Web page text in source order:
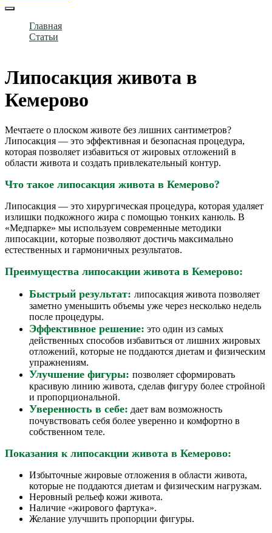
Главная
Статьи
Липосакция живота в
Кемерово
Мечтаете о плоском животе без лишних сантиметров?
Липосакция — это эффективная и безопасная процедура,
которая позволяет избавиться от жировых отложений в
области живота и создать привлекательный контур.
Что такое липосакция живота в Кемерово?
Липосакция — это хирургическая процедура, которая удаляет
излишки подкожного жира с помощью тонких канюль. В
«Медпарке» мы используем современные методики
липосакции, которые позволяют достичь максимально
естественных и гармоничных результатов.
Преимущества липосакции живота в Кемерово:
Быстрый результат: липосакция живота позволяет
заметно уменьшить объемы уже через несколько недель
после процедуры.
Эффективное решение: это один из самых
действенных способов избавиться от лишних жировых
отложений, которые не поддаются диетам и физическим
упражнениям.
Улучшение фигуры: позволяет сформировать
красивую линию живота, сделав фигуру более стройной
и пропорциональной.
Уверенность в себе: дает вам возможность
почувствовать себя более уверенно и комфортно в
собственном теле.
Показания к липосакции живота в Кемерово:
Избыточные жировые отложения в области живота,
которые не поддаются диетам и физическим нагрузкам.
Неровный рельеф кожи живота.
Наличие «жирового фартука».
Желание улучшить пропорции фигуры.